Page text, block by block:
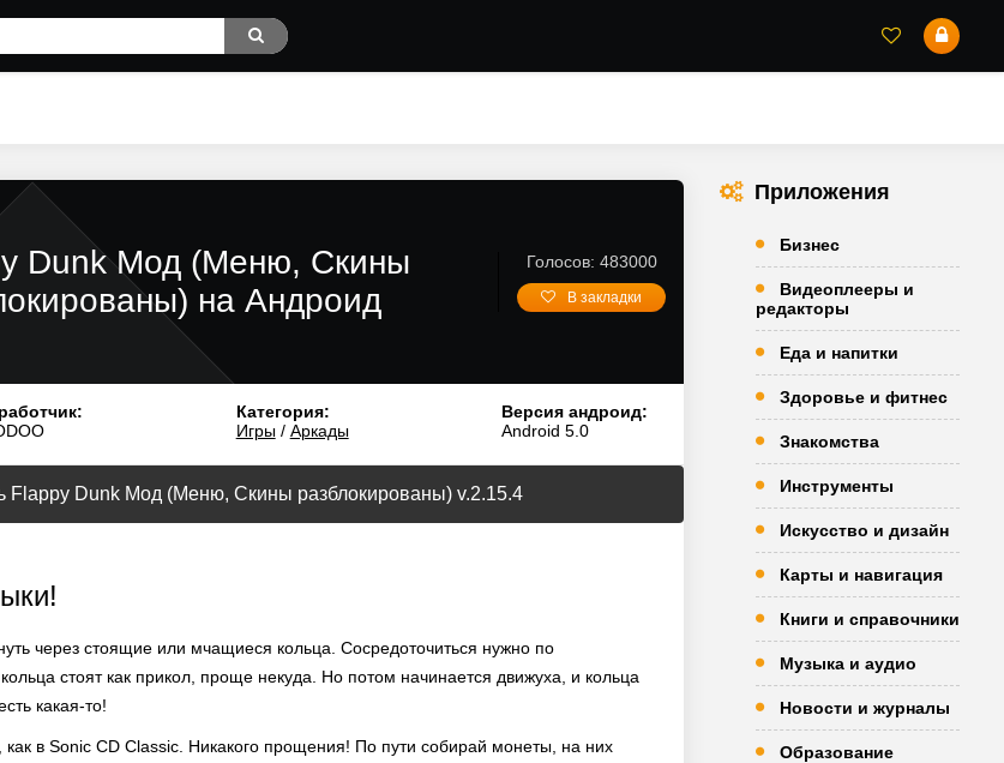
Dunk Мод (Меню, Скины
на Андроид
Голосов: 483000
В закладки
Категория:
Игры/ Аркады
Версия андроид:
Android 5.0
Flappy Dunk Мод (Меню, Скины разблокированы) v.2.15.4
через стоящие или мчащиеся кольца. Сосредоточиться нужно по
стоят как прикол, проще некуда. Но потом начинается движуха, и кольца
какая-то!
в Sonic CD Classic. Никакого прощения! По пути собирай монеты, на них
Приложения
Бизнес
Видеоплееры и
редакторы
Еда и напитки
Здоровье и фитнес
Знакомства
Инструменты
Искусство и дизайн
Карты и навигация
Книги и справочники
Музыка и аудио
Новости и журналы
Образование